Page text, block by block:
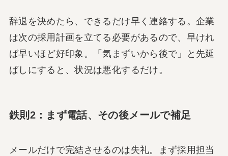
辞退を決めたら、できるだけ早く連絡する。企業
は次の採用計画を立てる必要があるので、早けれ
ば早いほど好印象。「気まずいから後で」と先延
ばしにすると、状況は悪化するだけ。
鉄則2：まず電話、その後メールで補足
メールだけで完結させるのは失礼。まず採用担当